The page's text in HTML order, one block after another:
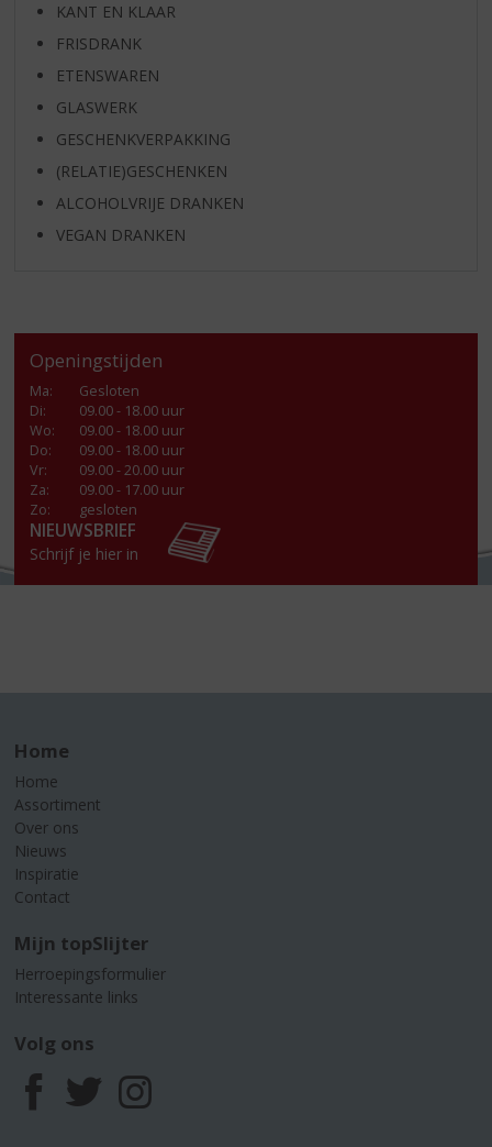
KANT EN KLAAR
FRISDRANK
ETENSWAREN
GLASWERK
GESCHENKVERPAKKING
(RELATIE)GESCHENKEN
ALCOHOLVRIJE DRANKEN
VEGAN DRANKEN
Openingstijden
Ma:
Gesloten
Di:
09.00 - 18.00 uur
Wo:
09.00 - 18.00 uur
Do:
09.00 - 18.00 uur
Vr:
09.00 - 20.00 uur
Za:
09.00 - 17.00 uur
Zo:
gesloten
NIEUWSBRIEF
Schrijf je hier in
Home
Home
Assortiment
Over ons
Nieuws
Inspiratie
Contact
Mijn topSlijter
Herroepingsformulier
Interessante links
Volg ons
F
T
I